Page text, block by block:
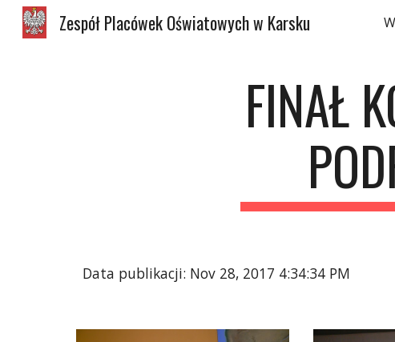
Skip to
Zespół Placówek Oświatowych w Karsku
FINAŁ
Data publikacji: Nov 28, 2017 4:34:34 PM